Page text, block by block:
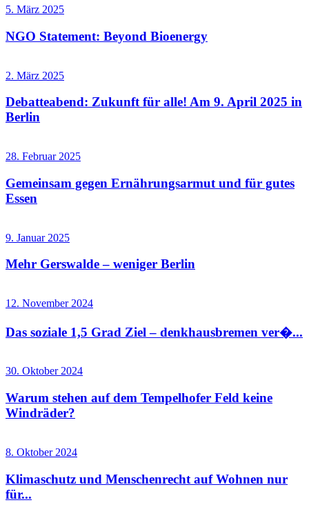
5. März 2025
NGO Statement: Beyond Bioenergy
2. März 2025
Debatteabend: Zukunft für alle! Am 9. April 2025 in
Berlin
28. Februar 2025
Gemeinsam gegen Ernährungsarmut und für gutes
Essen
9. Januar 2025
Mehr Gerswalde – weniger Berlin
12. November 2024
Das soziale 1,5 Grad Ziel – denkhausbremen ver�...
30. Oktober 2024
Warum stehen auf dem Tempelhofer Feld keine
Windräder?
8. Oktober 2024
Klimaschutz und Menschenrecht auf Wohnen nur
für...